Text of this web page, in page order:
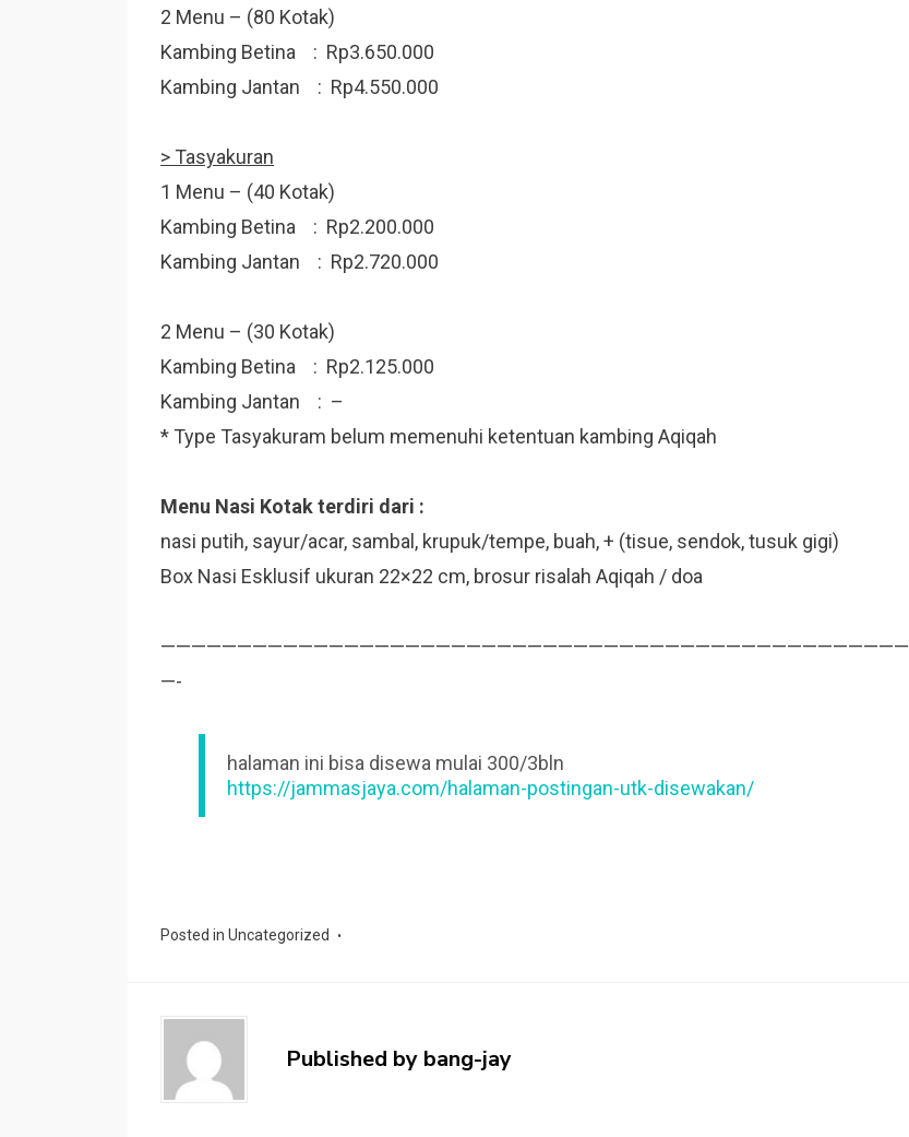
2 Menu – (80 Kotak)
Kambing Betina : Rp3.650.000
Kambing Jantan : Rp4.550.000
> Tasyakuran
1 Menu – (40 Kotak)
Kambing Betina : Rp2.200.000
Kambing Jantan : Rp2.720.000
2 Menu – (30 Kotak)
Kambing Betina : Rp2.125.000
Kambing Jantan : –
* Type Tasyakuram belum memenuhi ketentuan kambing Aqiqah
Menu Nasi Kotak terdiri dari :
nasi putih, sayur/acar, sambal, krupuk/tempe, buah, + (tisue, sendok, tusuk gigi)
Box Nasi Esklusif ukuran 22×22 cm, brosur risalah Aqiqah / doa
—————————————————————————————————————————————————
—-
halaman ini bisa disewa mulai 300/3bln
https://jammasjaya.com/halaman-postingan-utk-disewakan/
Posted in Uncategorized
Published by bang-jay